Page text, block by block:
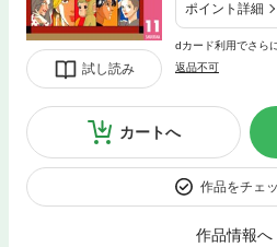
試し読み
ポイント詳細
dカード利用でさら
返品不可
カートへ
作品をチェ
作品情報へ